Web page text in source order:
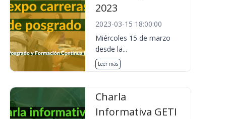
2023
2023-03-15 18:00:00
Miércoles 15 de marzo
desde la...
Leer más
Charla
Informativa GETI